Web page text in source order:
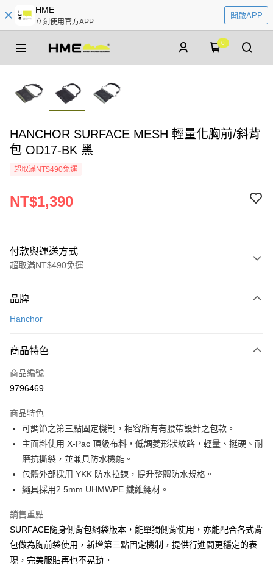
HME
立刻使用官方APP
開啟APP
0
HANCHOR SURFACE MESH 輕量化胸前/斜背
包 OD17-BK 黑
超取滿NT$490免運
NT$1,390
付款與運送方式
超取滿NT$490免運
信用卡一次付款
3 期 0 利率 每期
合作金庫商業銀行
上海商業儲蓄銀行
臺灣中小企業銀行
匯豐（台灣）商業銀行
華泰商業銀行
聯邦商業銀行
遠東國際商業銀行
元大商業銀行
玉山商業銀行
星展（台灣）商業銀行
台灣樂天信用卡公司
超商取貨付款
LINE Pay
Apple Pay
ATM付款
運送方式
全家取貨付款
付款後全家取貨
每筆NT$60，滿NT$490(含以上)免運費
7-11取貨付款
品牌
Hanchor
商品特色
商品編號
9796469
商品特色
可調節之第三點固定機制，相容所有有腰帶設計之包款。
主面料使用 X-Pac 頂級布料，低調菱形狀紋路，輕量、挺硬、耐
磨抗撕裂，並兼具防水機能。
包體外部採用 YKK 防水拉鍊，提升整體防水規格。
繩具採用2.5mm UHMWPE 纖維繩材。
銷售重點
SURFACE隨身側背包網袋版本，能單獨側背使用，亦能配合各式背
包做為胸前袋使用，新增第三點固定機制，提供行進間更穩定的表
現，完美服貼再也不晃動。